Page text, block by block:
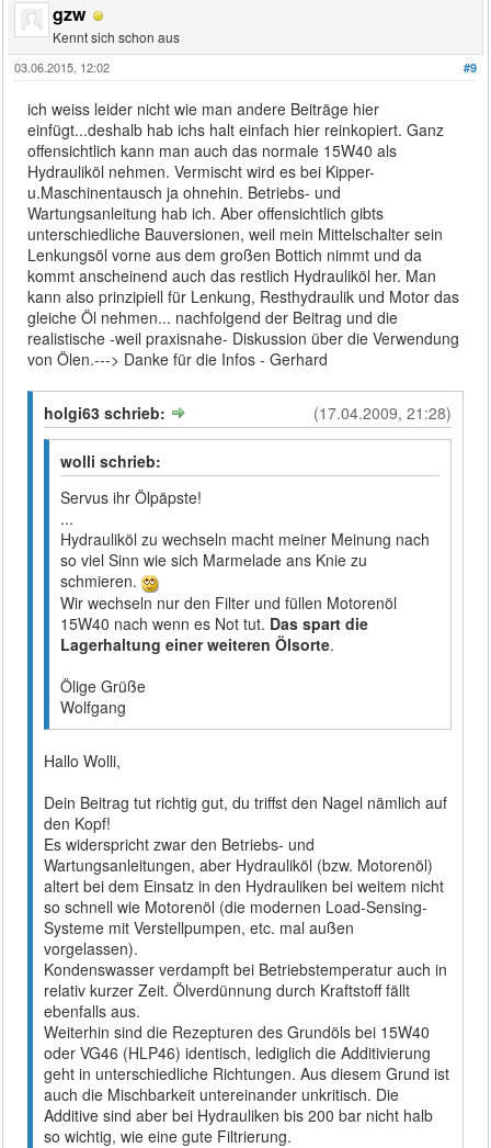
gzw
Kennt sich schon aus
#9
03.06.2015, 12:02
ich weiss leider nicht wie man andere Beiträge hier
einfügt...deshalb hab ichs halt einfach hier reinkopiert. Ganz
offensichtlich kann man auch das normale 15W40 als
Hydrauliköl nehmen. Vermischt wird es bei Kipper-
u.Maschinentausch ja ohnehin. Betriebs- und
Wartungsanleitung hab ich. Aber offensichtlich gibts
unterschiedliche Bauversionen, weil mein Mittelschalter sein
Lenkungsöl vorne aus dem großen Bottich nimmt und da
kommt anscheinend auch das restlich Hydrauliköl her. Man
kann also prinzipiell für Lenkung, Resthydraulik und Motor das
gleiche Öl nehmen... nachfolgend der Beitrag und die
realistische -weil praxisnahe- Diskussion über die Verwendung
von Ölen.---> Danke für die Infos - Gerhard
(17.04.2009, 21:28)
holgi63 schrieb:
wolli schrieb:
Servus ihr Ölpäpste!
...
Hydrauliköl zu wechseln macht meiner Meinung nach
so viel Sinn wie sich Marmelade ans Knie zu
schmieren.
Wir wechseln nur den Filter und füllen Motorenöl
15W40 nach wenn es Not tut. Das spart die
Lagerhaltung einer weiteren Ölsorte.
Ölige Grüße
Wolfgang
Hallo Wolli,
Dein Beitrag tut richtig gut, du triffst den Nagel nämlich auf
den Kopf!
Es widerspricht zwar den Betriebs- und
Wartungsanleitungen, aber Hydrauliköl (bzw. Motorenöl)
altert bei dem Einsatz in den Hydrauliken bei weitem nicht
so schnell wie Motorenöl (die modernen Load-Sensing-
Systeme mit Verstellpumpen, etc. mal außen
vorgelassen).
Kondenswasser verdampft bei Betriebstemperatur auch in
relativ kurzer Zeit. Ölverdünnung durch Kraftstoff fällt
ebenfalls aus.
Weiterhin sind die Rezepturen des Grundöls bei 15W40
oder VG46 (HLP46) identisch, lediglich die Additivierung
geht in unterschiedliche Richtungen. Aus diesem Grund ist
auch die Mischbarkeit untereinander unkritisch. Die
Additive sind aber bei Hydrauliken bis 200 bar nicht halb
so wichtig, wie eine gute Filtrierung.